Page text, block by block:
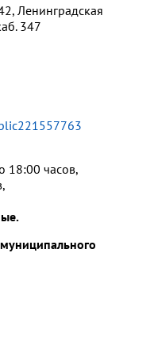
Ленинградская
347
18:00 часов,